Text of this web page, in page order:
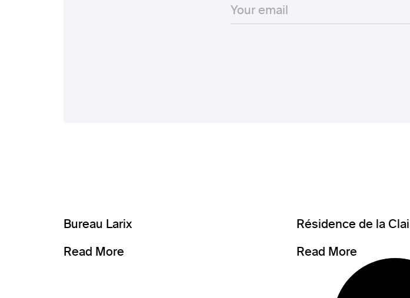
Bureau Larix
Read More
Résidence de la
Read More